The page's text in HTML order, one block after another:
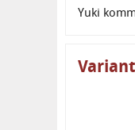
Yuki